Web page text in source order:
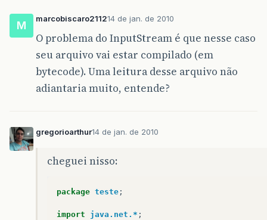
M
marcobiscaro211214 de jan. de 2010
O problema do InputStream é que nesse caso
seu arquivo vai estar compilado (em
bytecode). Uma leitura desse arquivo não
adiantaria muito, entende?
gregorioarthur14 de jan. de 2010
cheguei nisso:
package teste ;
import java.net.* ;